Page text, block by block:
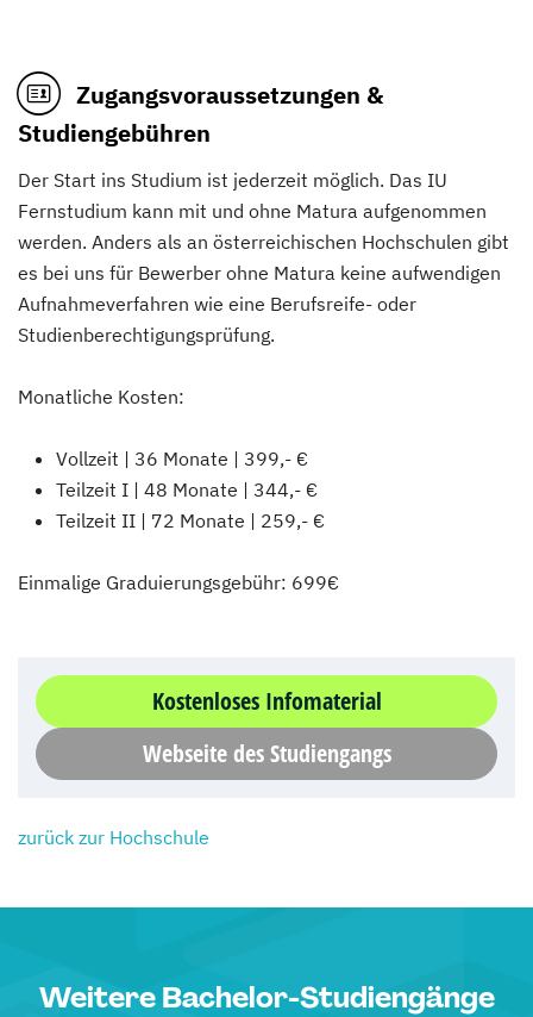
Zugangsvoraussetzungen &
Studiengebühren
Der Start ins Studium ist jederzeit möglich. Das IU
Fernstudium kann mit und ohne Matura aufgenommen
werden. Anders als an österreichischen Hochschulen gibt
es bei uns für Bewerber ohne Matura keine aufwendigen
Aufnahmeverfahren wie eine Berufsreife- oder
Studienberechtigungsprüfung.
Monatliche Kosten:
Vollzeit | 36 Monate | 399,- €
Teilzeit I | 48 Monate | 344,- €
Teilzeit II | 72 Monate | 259,- €
Einmalige Graduierungsgebühr: 699€
Kostenloses Infomaterial
Webseite des Studiengangs
zurück zur Hochschule
Weitere Bachelor-Studiengänge